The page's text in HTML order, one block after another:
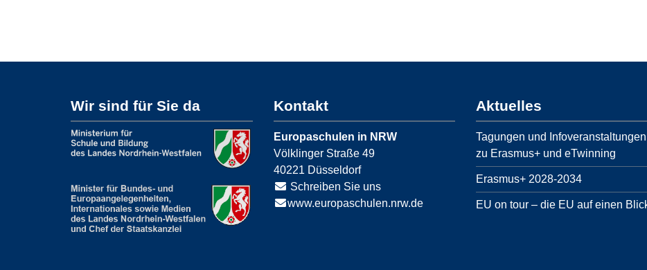
Wir sind für Sie da Kontakt
Europaschulen in NRW
Völklinger Straße 49
40221 Düsseldorf
Schreiben Sie uns
www.europaschulen.nrw.de
Aktuelles
Tagungen und Infoveranstaltungen
zu Erasmus+ und eTwinning
Erasmus+ 2028-2034
EU on tour – die EU auf einen